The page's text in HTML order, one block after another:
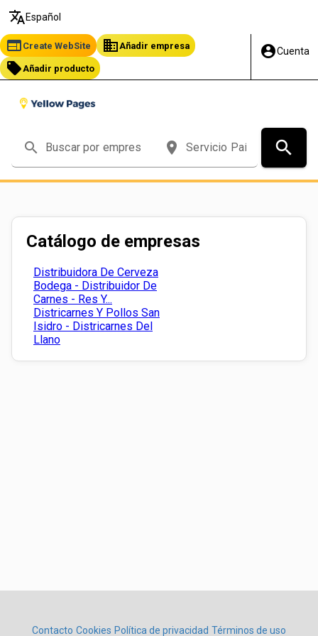
translate Español
web Create WebSite business Añadir empresa
local_offer Añadir producto
account_circleCuenta
search place search
Catálogo de empresas
Distribuidora De Cerveza
Bodega - Distribuidor De
Carnes - Res Y...
Districarnes Y Pollos San
Isidro - Districarnes Del
Llano
Contacto Cookies Política de privacidad Términos de uso